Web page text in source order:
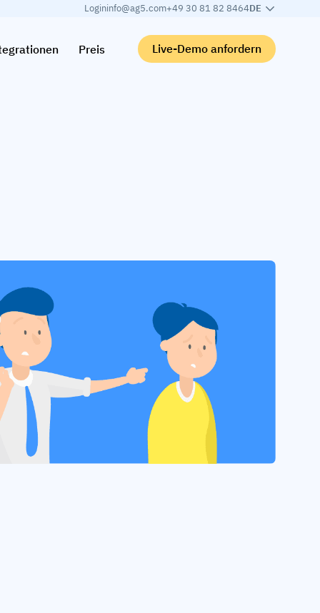
Logininfo@ag5.com+49 30 81 82 8464DE
Preis Live-Demo anfordern